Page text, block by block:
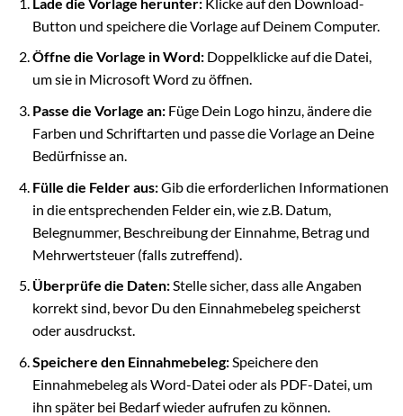
Button und speichere die Vorlage auf Deinem Computer.
Öffne die Vorlage in Word:Doppelklicke auf die Datei,
um sie in Microsoft Word zu öffnen.
Passe die Vorlage an:Füge Dein Logo hinzu, ändere die
Farben und Schriftarten und passe die Vorlage an Deine
Bedürfnisse an.
Fülle die Felder aus:Gib die erforderlichen Informationen
in die entsprechenden Felder ein, wie z.B. Datum,
Belegnummer, Beschreibung der Einnahme, Betrag und
Mehrwertsteuer (falls zutreffend).
Überprüfe die Daten:Stelle sicher, dass alle Angaben
korrekt sind, bevor Du den Einnahmebeleg speicherst
oder ausdruckst.
Speichere den Einnahmebeleg:Speichere den
Einnahmebeleg als Word-Datei oder als PDF-Datei, um
ihn später bei Bedarf wieder aufrufen zu können.